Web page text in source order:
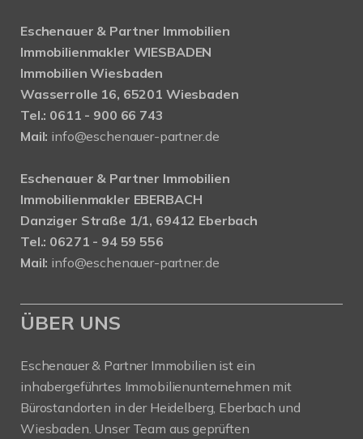
Eschenauer & Partner Immobilien
Immobilienmakler WIESBADEN
Immobilien Wiesbaden
Wasserrolle 16, 65201 Wiesbaden
Tel.: 0611 - 900 66 743
Mail: info@eschenauer-partner.de
Eschenauer & Partner Immobilien
Immobilienmakler EBERBACH
Danziger Straße 1/1, 69412 Eberbach
Tel.: 06271 - 94 59 556
Mail: info@eschenauer-partner.de
ÜBER UNS
Eschenauer & Partner Immobilien ist ein
inhabergeführtes Immobilienunternehmen mit
Bürostandorten in der Heidelberg, Eberbach und
Wiesbaden. Unser Team aus geprüften